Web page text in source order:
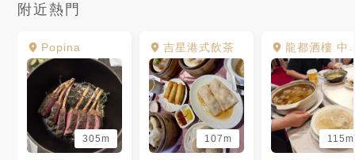
附近熱門
Popina
305m
吉星港式飲茶
107m
龍都酒樓 中山店
115m